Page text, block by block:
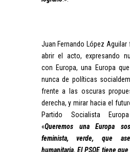
Juan Fernando López
abrir el acto, expresando
con Europa, una Europa
nunca de políticas
frente a las oscuras
derecha, y mirar hacia el
Partido Socialista
«Queremos una Europa
feminista, verde, que
humanitaria. El PSOE tiene